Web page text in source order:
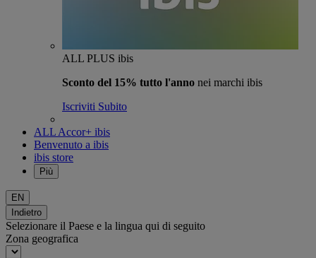
ALL PLUS ibis
Sconto del 15% tutto l'anno nei marchi ibis
Iscriviti Subito
ALL Accor+ ibis
Benvenuto a ibis
ibis store
Più
EN
Indietro
Selezionare il Paese e la lingua qui di seguito
Zona geografica